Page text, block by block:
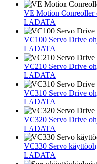
VE Motion Conreoller
LADATA
VC100 Servo Drive
LADATA
VC210 Servo Drive
LADATA
VC310 Servo Drive
LADATA
VC320 Servo Drive
LADATA
VC330 Servo
LADATA